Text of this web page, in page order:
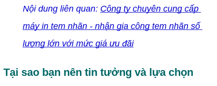
Nội dung liên quan: Công ty chuyên cung cấp
máy in tem nhãn - nhận gia công tem nhãn số
lượng lớn với mức giá ưu đãi
Tại sao bạn nên tin tưởng và lựa chọn